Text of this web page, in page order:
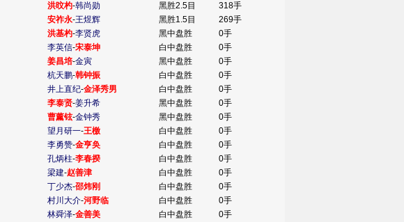
洪旼杓-韩尚勋 黑胜2.5目
318手
安祚永-王煜辉 黑胜1.5目
269手
洪基杓-李贤虎 黑中盘胜
0手
李英信-宋泰坤 白中盘胜
0手
姜昌培-金寅 黑中盘胜
0手
杭天鹏-韩钟振 白中盘胜
0手
井上直纪-金泽秀男 白中盘胜
0手
李泰贤-姜升希 黑中盘胜
0手
曹薰铉-金钟秀 黑中盘胜
0手
望月研一-王檄 白中盘胜
0手
李勇赞-金亨奂 白中盘胜
0手
孔炳柱-李春揆 白中盘胜
0手
梁建-赵善津 白中盘胜
0手
丁少杰-邵炜刚 白中盘胜
0手
村川大介-河野临 白中盘胜
0手
林舜泽-金善美 白中盘胜
0手